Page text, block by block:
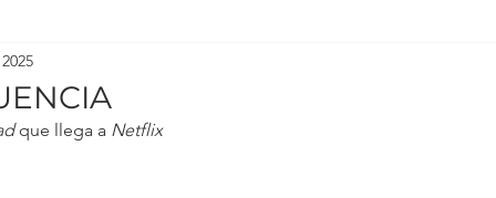
que llega a Netflix